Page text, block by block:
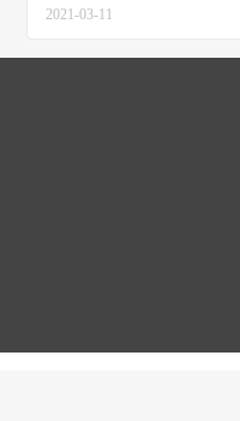
2021-03-11